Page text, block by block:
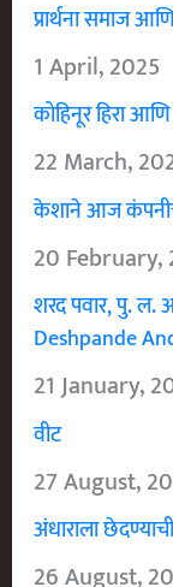
प्रार्थना समाज
1 April, 2025
कोहिनूर हिरा
22 March,
केशाने आज
20 February,
शरद पवार, पु. ल.
Deshpande
21 January,
वीट
27 August,
अंधाराला
26 August,